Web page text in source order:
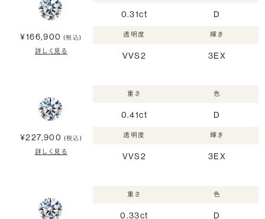
¥166,900 (税込)
詳しく見る
0.31ct D
透明度
VVS2
輝き
3EX
¥227,900 (税込)
詳しく見る
重さ
0.41ct
色
D
透明度
VVS2
輝き
3EX
重さ
0.33ct
色
D